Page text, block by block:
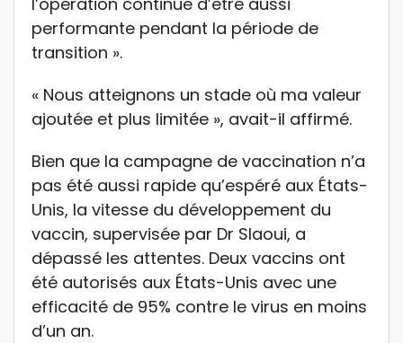
performante pendant la période de
transition ».
« Nous atteignons un stade où ma valeur
ajoutée et plus limitée », avait-il affirmé.
Bien que la campagne de vaccination n’a
pas été aussi rapide qu’espéré aux États-
Unis, la vitesse du développement du
vaccin, supervisée par Dr Slaoui, a
dépassé les attentes. Deux vaccins ont
été autorisés aux États-Unis avec une
efficacité de 95% contre le virus en moins
d’un an.